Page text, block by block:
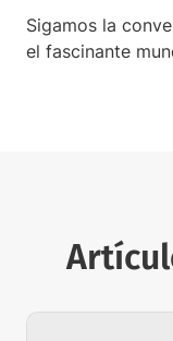
Sigamos la
el fascinante